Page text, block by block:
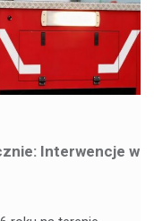
Interwencje w